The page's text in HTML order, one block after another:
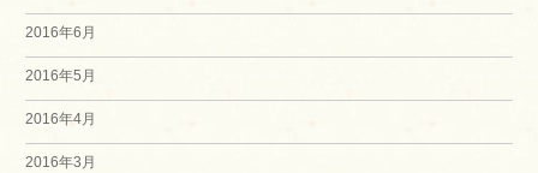
2016年6月
2016年5月
2016年4月
2016年3月